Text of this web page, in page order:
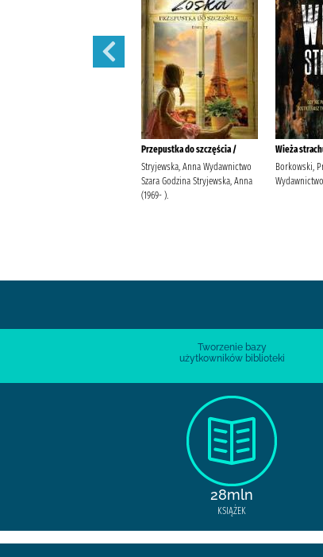
Przepustka do szczęścia /
Stryjewska, Anna Wydawnictwo
Szara Godzina Stryjewska, Anna
(1969- ).
Wieża
Borkowski,
Tworzenie bazy
użytkowników biblioteki
28mln
KSIĄŻEK